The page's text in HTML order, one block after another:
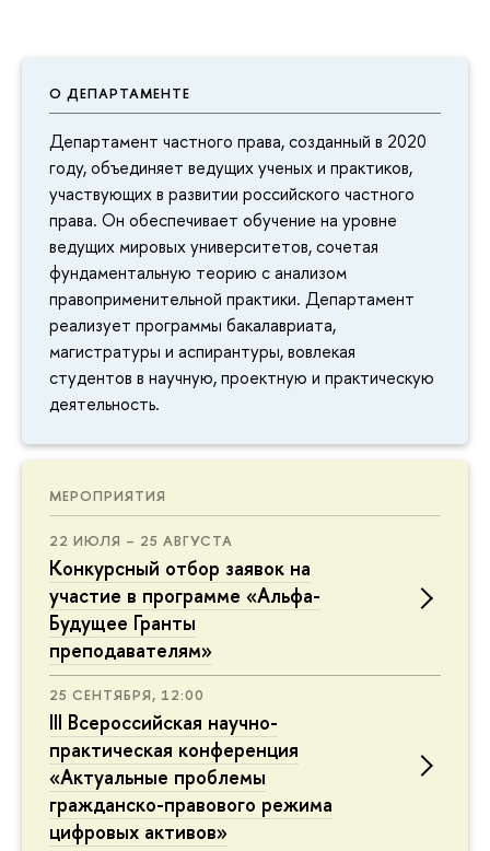
О ДЕПАРТАМЕНТЕ
Департамент частного права, созданный в 2020
году, объединяет ведущих ученых и практиков,
участвующих в развитии российского частного
права. Он обеспечивает обучение на уровне
ведущих мировых университетов, сочетая
фундаментальную теорию с анализом
правоприменительной практики. Департамент
реализует программы бакалавриата,
магистратуры и аспирантуры, вовлекая
студентов в научную, проектную и практическую
деятельность.
МЕРОПРИЯТИЯ
22 ИЮЛЯ – 25 АВГУСТА
Конкурсный отбор заявок на
участие в программе «Альфа-
Будущее Гранты
преподавателям»
25 СЕНТЯБРЯ, 12:00
III Всероссийская научно-
практическая конференция
«Актуальные проблемы
гражданско-правового режима
цифровых активов»